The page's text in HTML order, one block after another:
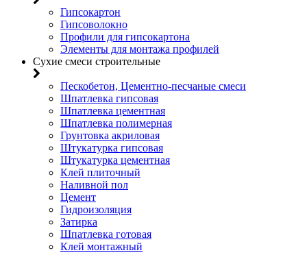
Гипсокартон
Гипсоволокно
Профили для гипсокартона
Элементы для монтажа профилей
Сухие смеси строительные
Пескобетон, Цементно-песчаные смеси
Шпатлевка гипсовая
Шпатлевка цементная
Шпатлевка полимерная
Грунтовка акриловая
Штукатурка гипсовая
Штукатурка цементная
Клей плиточный
Наливной пол
Цемент
Гидроизоляция
Затирка
Шпатлевка готовая
Клей монтажный